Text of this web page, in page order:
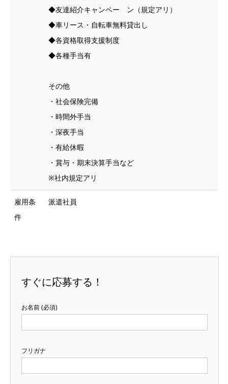
◆友達紹介キャンペー ン（規定アリ）
◆車リース・自転車無料貸出し
◆各資格取得支援制度
◆各種手当有
その他
・社会保険完備
・時間外手当
・深夜手当
・有給休暇
・賞与・期末決算手当など
※社内規定アリ
雇用条
件
派遣社員
すぐに応募する！
お名前 (必須)
フリガナ